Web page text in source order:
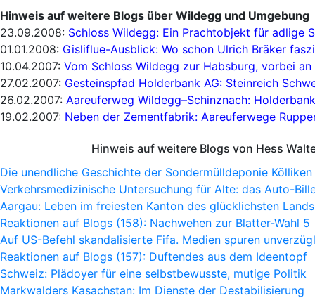
Hinweis auf weitere Blogs über Wildegg und Umgebung
23.09.2008: Schloss Wildegg: Ein Prachtobjekt für adlige
01.01.2008: Gisliflue-Ausblick: Wo schon Ulrich Bräker
10.04.2007: Vom Schloss Wildegg zur Habsburg, vorbei an
27.02.2007: Gesteinspfad Holderbank AG: Steinreich
26.02.2007: Aareuferweg Wildegg–Schinznach:
19.02.2007: Neben der Zementfabrik: Aareuferwege
Hinweis auf weitere Blogs von Hess
Die unendliche Geschichte der Sondermülldeponie Kölliken
Verkehrsmedizinische Untersuchung für Alte: das Auto-
Aargau: Leben im freiesten Kanton des glücklichsten Lands
Reaktionen auf Blogs (158): Nachwehen zur Blatter-Wahl 5
Auf US-Befehl skandalisierte Fifa. Medien spuren
Reaktionen auf Blogs (157): Duftendes aus dem Ideentopf
Schweiz: Plädoyer für eine selbstbewusste, mutige Politik
Markwalders Kasachstan: Im Dienste der Destabilisierung